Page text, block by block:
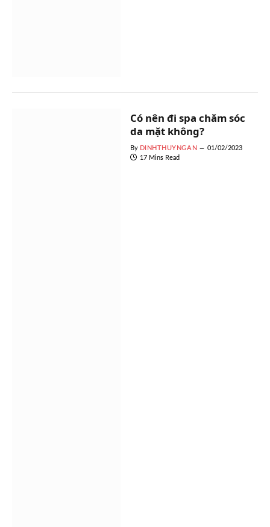
Có nên đi spa chăm sóc
da mặt không?
By DINHTHUYNGAN
01/02/2023
17 Mins Read